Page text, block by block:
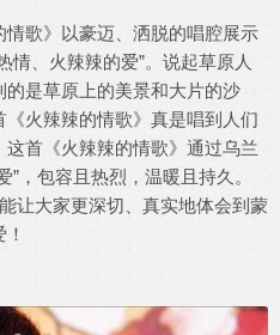
歌》以豪迈、洒脱的唱腔展示
情、火辣辣的爱”。说起草原人
是草原上的美景和大片的沙
火辣辣的情歌》真是唱到人们
首《火辣辣的情歌》通过乌兰
”，包容且热烈，温暖且持久。
让大家更深切、真实地体会到蒙